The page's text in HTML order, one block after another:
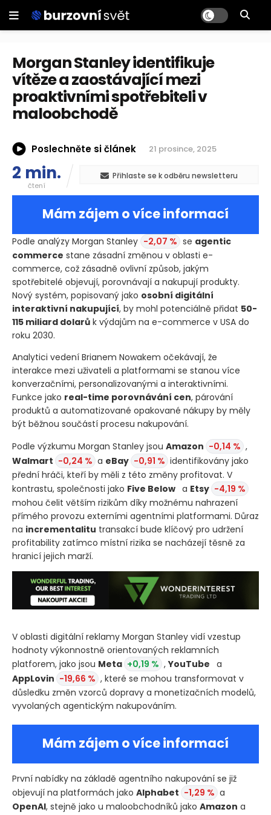
Morgan Stanley identifikuje
vítěze a zaostávající mezi
proaktivními spotřebiteli v
maloobchodě
Poslechněte si článek 21 prosince, 2025
2 min.
čtení
Přihlaste se k odběru newsletteru
Mám zájem o více informací
Podle analýzy Morgan Stanley -2,07 % se agentic
commerce stane zásadní změnou v oblasti e-
commerce, což zásadně ovlivní způsob, jakým
spotřebitelé objevují, porovnávají a nakupují produkty.
Nový systém, popisovaný jako osobní digitální
interaktivní nakupující, by mohl potenciálně přidat 50-
115 miliard dolarů k výdajům na e-commerce v USA do
roku 2030.
Analytici vedení Brianem Nowakem očekávají, že
interakce mezi uživateli a platformami se stanou více
konverzačními, personalizovanými a interaktivními.
Funkce jako real-time porovnávání cen, párování
produktů a automatizované opakované nákupy by měly
být běžnou součástí procesu nakupování.
Podle výzkumu Morgan Stanley jsou Amazon -0,14 % ,
Walmart -0,24 % a eBay -0,91 % identifikovány jako
přední hráči, kteří by měli z této změny profitovat. V
kontrastu, společnosti jako Five Below a Etsy -4,19 %
mohou čelit větším rizikům díky možnému nahrazení
přímého provozu externími agentními platformami. Důraz
na incrementalitu transakcí bude klíčový pro udržení
profitability zatímco místní rizika se nacházejí těsně za
hranicí jejich marží.
V oblasti digitální reklamy Morgan Stanley vidí vzestup
hodnoty výkonnostně orientovaných reklamních
platforem, jako jsou Meta +0,19 % ,YouTube a
AppLovin -19,66 % , které se mohou transformovat v
důsledku změn vzorců dopravy a monetizačních modelů,
vyvolaných agentickým nakupováním.
Mám zájem o více informací
První nabídky na základě agentního nakupování se již
objevují na platformách jako Alphabet -1,29 % a
OpenAI, stejně jako u maloobchodníků jako Amazon a